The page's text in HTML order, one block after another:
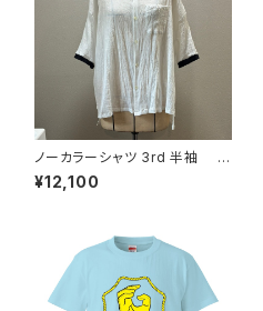
ノーカラーシャツ 3rd 半袖 白
×黒
¥12,100